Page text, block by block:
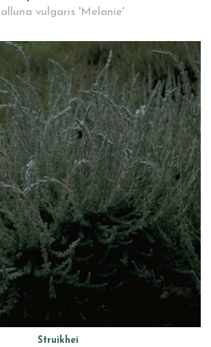
vulgaris 'Melanie'
Struikhei